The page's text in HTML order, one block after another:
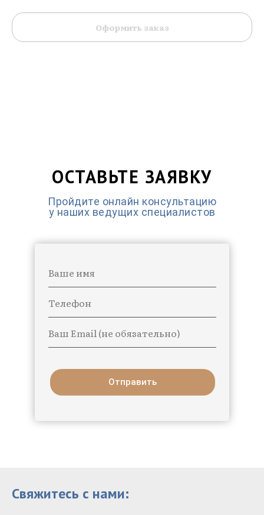
Оформить заказ
ОСТАВЬТЕ ЗАЯВКУ
Ваше имя
Телефон
Ваш Email (не обязательно)
Отправить
Пройдите онлайн консультацию
у наших ведущих специалистов
Свяжитесь с нами: